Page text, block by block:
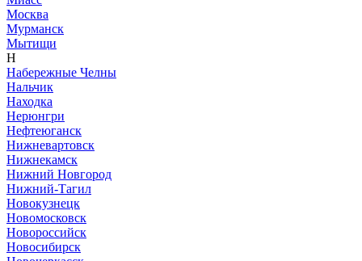
Москва
Мурманск
Мытищи
Н
Набережные Челны
Нальчик
Находка
Нерюнгри
Нефтеюганск
Нижневартовск
Нижнекамск
Нижний Новгород
Нижний-Тагил
Новокузнецк
Новомосковск
Новороссийск
Новосибирск